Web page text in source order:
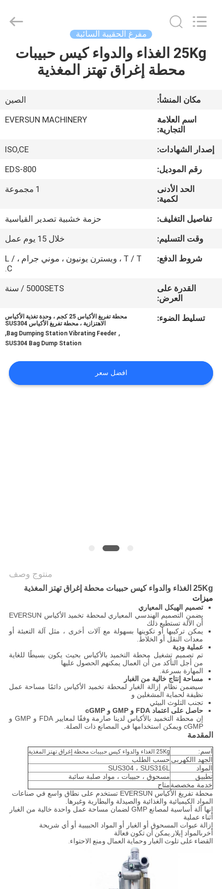
مسكن
عرض
الافتراضي
معلومات
المعمل
مراقبة
الجودة
بنا
مفرغ الحقيبة السائبة
25Kg الغذاء والدواء كيس حبيبات
محطة إغراق تهتز المغذية
مكان المنشأ:
الصين
اسم العلامة
التجارية:
EVERSUN MACHINERY
إصدار الشهادات:
ISO,CE
رقم الموديل:
EDS-800
الحد الأدنى
لكمية:
1 مجموعة
تفاصيل التغليف:
حزمة خشبية تصدير القياسية
وقت التسليم:
خلال 15 يوم عمل
شروط الدفع:
T / T ، ويسترن يونيون ، موني جرام ، L /
C.
القدرة على
العرض:
5000SETS / سنة
تسليط الضوء:
محطة تفريغ الأكياس 25 كجم ، وحدة تغذية الأكياس
الاهتزازية ، محطة تفريغ الأكياس SUS304
,
Bag Dumping Station Vibrating Feeder
,
SUS304 Bag Dump Station
افضل سعر
منتوج وصف
25Kg الغذاء والدواء كيس حبيبات محطة إغراق تهتز المغذية
ميزات
تصميم الهيكل المعياري
يضمن التصميم الهندسي المعياري لمحطة تخميد الأكياس EVERSUN
أن الآلة تستطيع ذلك
يمكن تركيبها أو تكوينها بسهولة مع آلات أخرى ، مثل آلة التعبئة أو
معدات النقل أو الخلاط.
عملية ودية
تم تصميم تشغيل محطة التخميد بالأكياس بحيث يكون بسيطًا للغاية
من أجل التأكد من أن العمال يمكنهم الحصول عليها
المهارة بسرعة.
مساحة إنتاج خالية من الغبار
سيضمن نظام إزالة الغبار لمحطة تخميد الأكياس دائمًا مساحة عمل
نظيفة لحماية المشغلين و
تجنب التلوث البيئي
حاصل على اعتماد FDA و GMP و cGMP
إن محطة التخميد بالأكياس لدينا صارمة وفقًا لمعايير FDA و GMP و
cGMP ويمكن استخدامها في المصانع ذات الصلة.
المقدمة
اسم: 25Kg الغذاء والدواء كيس حبيبات محطة إغراق تهتز المغذية
الجهد االكهربى حسب الطلب
المواد
SUS304 ، SUS316L
تطبيق
مسحوق ، حبيبات ، مواد صلبة سائبة
خدمة مخصصةمتاح
محطة تفريغ الأكياس EVERSUN تستخدم على نطاق واسع في صناعات
المواد الكيميائية والغذائية والصيدلة والبطارية وغيرها.
إنها آلة أساسية لمصانع GMP لضمان مساحة عمل واحدة خالية من الغبار
أثناء عملية
إزالة عبوات المسحوق أو الغبار أو المواد الحبيبية أو أي شريحة
أخرىالمواد إيلار.يمكن أن تكون فعالة
القضاء على تلوث الغبار وحماية العمال ومنع الاحتواء.